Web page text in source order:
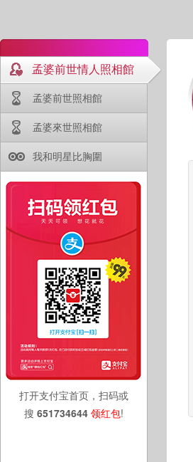
孟婆前世情人照相館
孟婆前世照相館
孟婆來世照相館
我和明星比胸圍
打开支付宝首页，扫码或
搜 651734644 领红包!